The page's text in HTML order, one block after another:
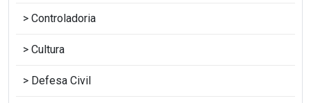
Controladoria
Cultura
Defesa Civil